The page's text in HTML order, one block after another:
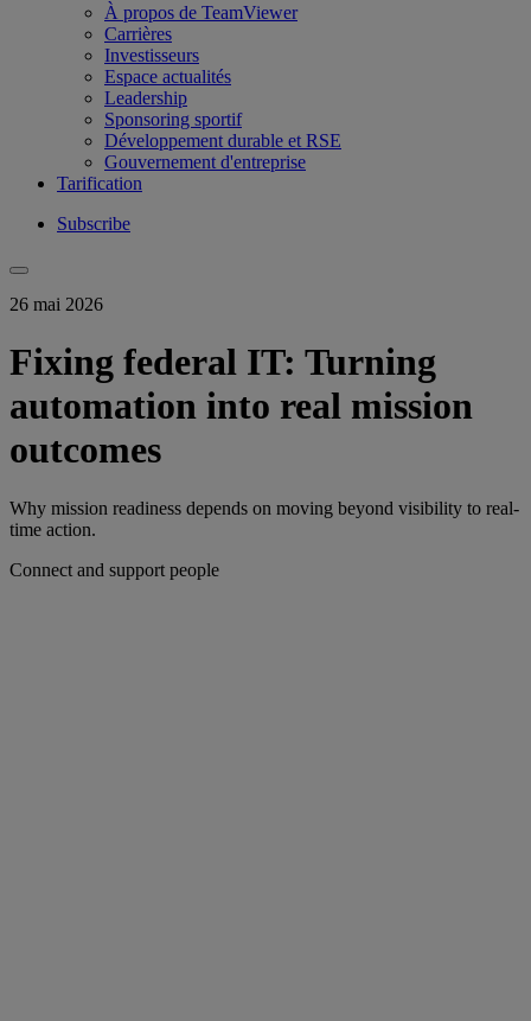
À propos de TeamViewer
Carrières
Investisseurs
Espace actualités
Leadership
Sponsoring sportif
Développement durable et RSE
Gouvernement d'entreprise
Tarification
Subscribe
26 mai 2026
Fixing federal IT: Turning
automation into real mission
outcomes
Why mission readiness depends on moving beyond visibility to real-
time action.
Connect and support people